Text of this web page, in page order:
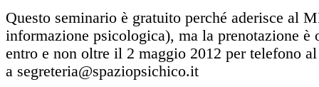
Questo seminario è gratuito perché aderisce al
informazione psicologica), ma la prenotazione è
entro e non oltre il 2 maggio 2012 per telefono
a segreteria@spaziopsichico.it